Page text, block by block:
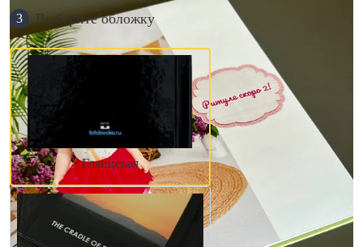
3 Выберите обложку
Глянцевая